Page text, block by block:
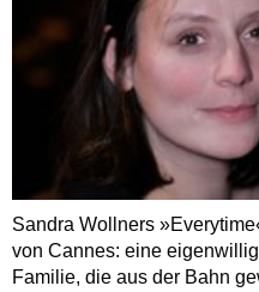
Sandra Wollners
von Cannes: eine
Familie, die aus der Bahn